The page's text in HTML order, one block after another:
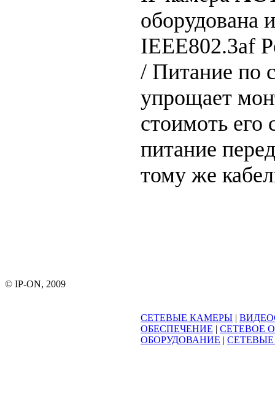
оборудована
IEEE802.3af
/ Питание по
упрощает
стоимоть его
питание
тому же
© IP-ON, 2009
СЕТЕВЫЕ КАМЕРЫ |
ОБЕСПЕЧЕНИЕ | СЕТЕВОЕ
ОБОРУДОВАНИЕ |